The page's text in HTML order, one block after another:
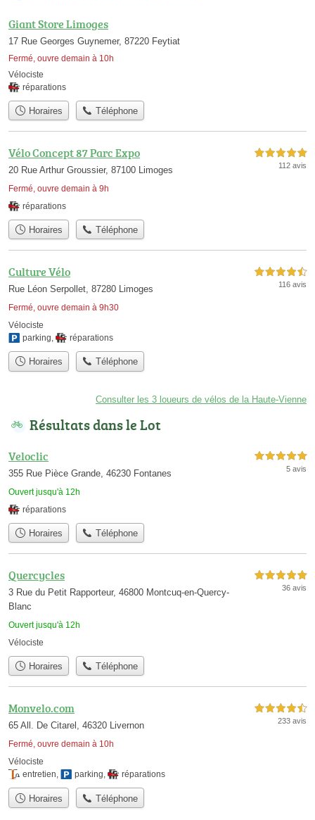
Giant Store Limoges
17 Rue Georges Guynemer, 87220 Feytiat
Fermé, ouvre demain à 10h
Vélociste
réparations
Horaires Téléphone
Vélo Concept 87 Parc Expo
20 Rue Arthur Groussier, 87100 Limoges
Fermé, ouvre demain à 9h
5,0 étoiles sur 5
112 avis
réparations
Horaires Téléphone
Culture Vélo
Rue Léon Serpollet, 87280 Limoges
Fermé, ouvre demain à 9h30
4,5 étoiles sur 5
116 avis
Vélociste
parking, réparations
Horaires Téléphone
Consulter les 3 loueurs de vélos de la Haute-Vienne
Résultats dans le Lot
Veloclic
355 Rue Pièce Grande, 46230 Fontanes
Ouvert jusqu'à 12h
5,0 étoiles sur 5
5 avis
réparations
Horaires Téléphone
Quercycles
3 Rue du Petit Rapporteur, 46800 Montcuq-en-Quercy-
Blanc
Ouvert jusqu'à 12h
5,0 étoiles sur 5
36 avis
Vélociste
Horaires Téléphone
Monvelo.com
65 All. De Citarel, 46320 Livernon
Fermé, ouvre demain à 10h
4,5 étoiles sur 5
233 avis
Vélociste
entretien, parking, réparations
Horaires Téléphone